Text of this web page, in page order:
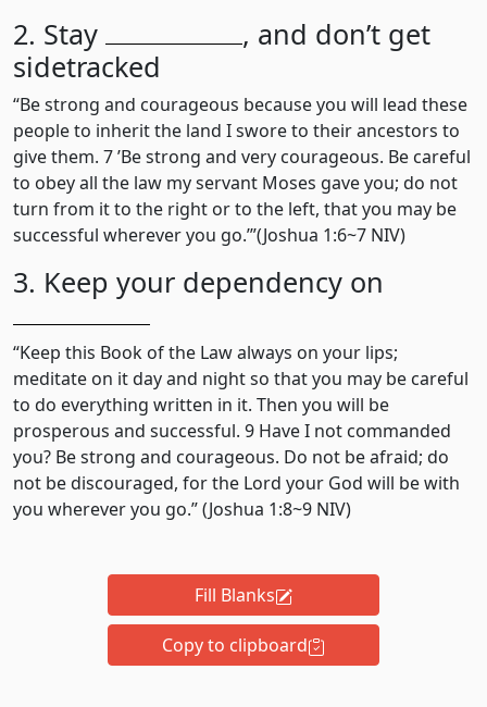
2. Stay
, and don’t get
sidetracked
“Be strong and courageous because you will lead these
people to inherit the land I swore to their ancestors to
give them. 7 ’Be strong and very courageous. Be careful
to obey all the law my servant Moses gave you; do not
turn from it to the right or to the left, that you may be
successful wherever you go.’”(Joshua 1:6~7 NIV)
3. Keep your dependency on
“Keep this Book of the Law always on your lips;
meditate on it day and night so that you may be careful
to do everything written in it. Then you will be
prosperous and successful. 9 Have I not commanded
you? Be strong and courageous. Do not be afraid; do
not be discouraged, for the Lord your God will be with
you wherever you go.” (Joshua 1:8~9 NIV)
Fill Blanks
Copy to clipboard